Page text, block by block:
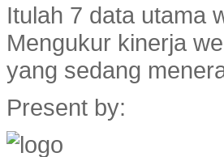
Itulah 7 data utama
Mengukur kinerja
yang sedang
Present by: